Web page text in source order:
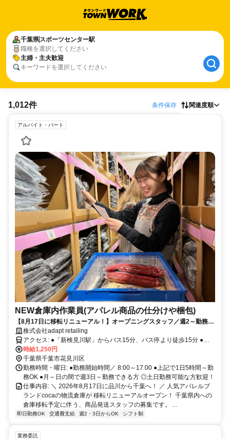
千葉県スポーツセンター駅
職種を選択してください
主婦・主夫歓迎
キーワードを選択してください
1,012件 条件保存 関連度順
アルバイト・パート
NEW倉庫内作業員(アパレル商品の仕分けや梱包)
【8月17日に移転リニューアル！】オープニングスタッフ／週2～勤務で
きる方／人気ブランド「coca」新倉庫内での勤務／未経験大歓迎／女性
活躍中／日勤のみ
株式会社adapt retailing
アクセス: ●「新検見川駅」からバス15分、バス停より徒歩15分 ●自
転車、バイク通勤OK ※送迎バスの運行なし 【8月中旬までは本社品
川倉庫での勤務】
時給1,250円
千葉県千葉市花見川区
勤務時間・曜日: ●勤務開始時間／ 8:00～17:00 ●上記で1日5時間～勤
務OK ●月～日の間で週3日～勤務できる方 ◎土日勤務可能な方歓迎！
仕事内容: ＼ 2026年8月17日に品川から千葉へ！ ／ 人気アパレルブ
ランドcocaの物流倉庫が 移転リニューアルオープン！ 千葉県内への
倉庫移転予定に伴う、商品発送スタッフの募集です。 ...
即日勤務OK 交通費支給 週2・3日からOK シフト制
業務委託